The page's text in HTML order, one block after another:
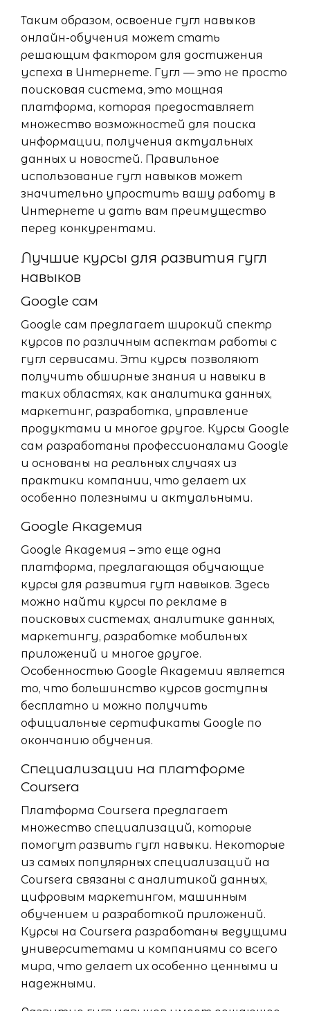
Таким образом, освоение гугл навыков
онлайн-обучения может стать
решающим фактором для достижения
успеха в Интернете. Гугл — это не просто
поисковая система, это мощная
платформа, которая предоставляет
множество возможностей для поиска
информации, получения актуальных
данных и новостей. Правильное
использование гугл навыков может
значительно упростить вашу работу в
Интернете и дать вам преимущество
перед конкурентами.
Лучшие курсы для развития гугл
навыков
Google сам
Google сам предлагает широкий спектр
курсов по различным аспектам работы с
гугл сервисами. Эти курсы позволяют
получить обширные знания и навыки в
таких областях, как аналитика данных,
маркетинг, разработка, управление
продуктами и многое другое. Курсы Google
сам разработаны профессионалами Google
и основаны на реальных случаях из
практики компании, что делает их
особенно полезными и актуальными.
Google Академия
Google Академия – это еще одна
платформа, предлагающая обучающие
курсы для развития гугл навыков. Здесь
можно найти курсы по рекламе в
поисковых системах, аналитике данных,
маркетингу, разработке мобильных
приложений и многое другое.
Особенностью Google Академии является
то, что большинство курсов доступны
бесплатно и можно получить
официальные сертификаты Google по
окончанию обучения.
Специализации на платформе
Coursera
Платформа Coursera предлагает
множество специализаций, которые
помогут развить гугл навыки. Некоторые
из самых популярных специализаций на
Coursera связаны с аналитикой данных,
цифровым маркетингом, машинным
обучением и разработкой приложений.
Курсы на Coursera разработаны ведущими
университетами и компаниями со всего
мира, что делает их особенно ценными и
надежными.